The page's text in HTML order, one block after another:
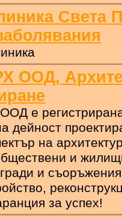
Света
ООД,
e
дейност
на
и
и
за успех!